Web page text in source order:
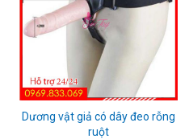
Dương vật giả có dây đeo rỗng
ruột